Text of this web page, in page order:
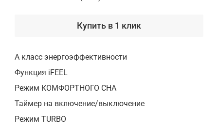
Купить в 1 клик
А класс энергоэффективности
Функция iFEEL
Режим КОМФОРТНОГО СНА
Таймер на включение/выключение
Режим TURBO